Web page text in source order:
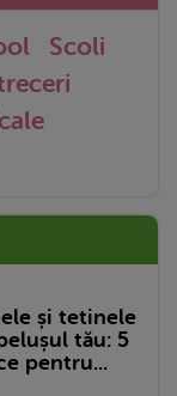
Scoli
și tetinele
tău: 5
pentru...